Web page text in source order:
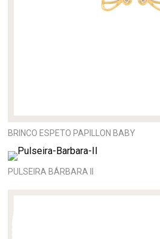
BRINCO ESPETO PAPILLON BABY
PULSEIRA BÁRBARA II